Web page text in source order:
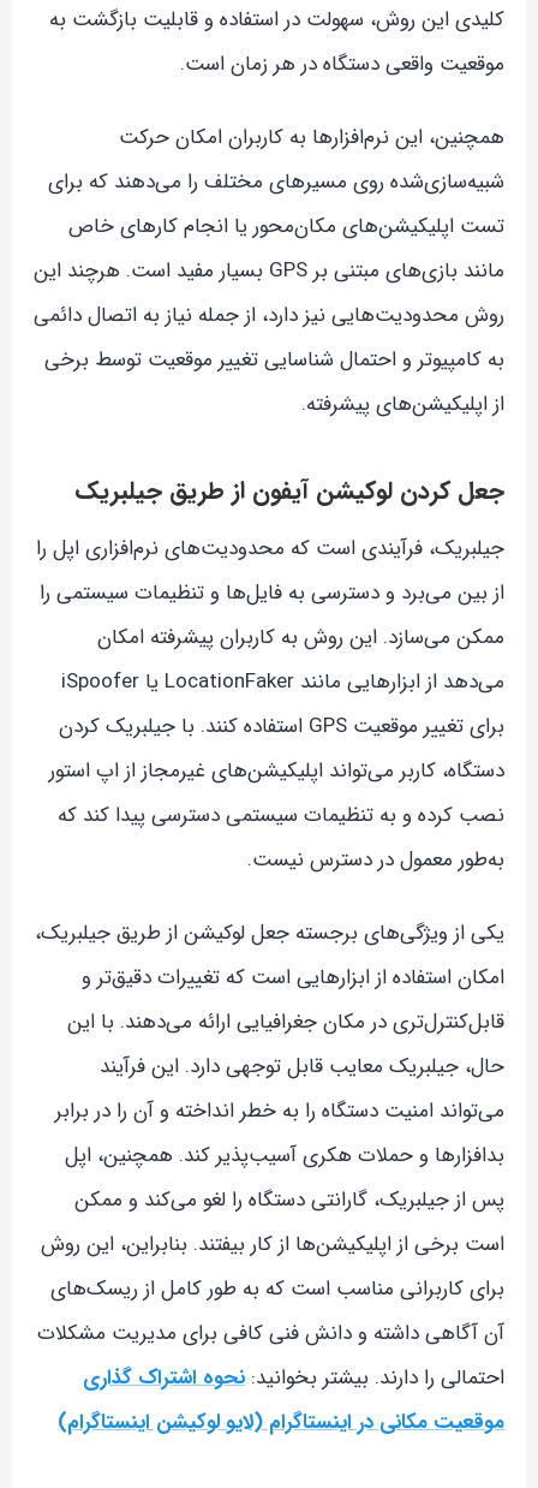
کلیدی این روش، سهولت در استفاده و قابلیت بازگشت به
موقعیت واقعی دستگاه در هر زمان است.
همچنین، این نرم‌افزارها به کاربران امکان حرکت
شبیه‌سازی‌شده روی مسیرهای مختلف را می‌دهند که برای
تست اپلیکیشن‌های مکان‌محور یا انجام کارهای خاص
مانند بازی‌های مبتنی بر GPS بسیار مفید است. هرچند این
روش محدودیت‌هایی نیز دارد، از جمله نیاز به اتصال دائمی
به کامپیوتر و احتمال شناسایی تغییر موقعیت توسط برخی
از اپلیکیشن‌های پیشرفته.
جعل کردن لوکیشن آیفون از طریق جیلبریک
جیلبریک، فرآیندی است که محدودیت‌های نرم‌افزاری اپل را
از بین می‌برد و دسترسی به فایل‌ها و تنظیمات سیستمی را
ممکن می‌سازد. این روش به کاربران پیشرفته امکان
می‌دهد از ابزارهایی مانند LocationFaker یا iSpoofer
برای تغییر موقعیت GPS استفاده کنند. با جیلبریک کردن
دستگاه، کاربر می‌تواند اپلیکیشن‌های غیرمجاز از اپ استور
نصب کرده و به تنظیمات سیستمی دسترسی پیدا کند که
به‌طور معمول در دسترس نیست.
یکی از ویژگی‌های برجسته جعل لوکیشن از طریق جیلبریک،
امکان استفاده از ابزارهایی است که تغییرات دقیق‌تر و
قابل‌کنترل‌تری در مکان جغرافیایی ارائه می‌دهند. با این
حال، جیلبریک معایب قابل توجهی دارد. این فرآیند
می‌تواند امنیت دستگاه را به خطر انداخته و آن را در برابر
بدافزارها و حملات هکری آسیب‌پذیر کند. همچنین، اپل
پس از جیلبریک، گارانتی دستگاه را لغو می‌کند و ممکن
است برخی از اپلیکیشن‌ها از کار بیفتند. بنابراین، این روش
برای کاربرانی مناسب است که به طور کامل از ریسک‌های
آن آگاهی داشته و دانش فنی کافی برای مدیریت مشکلات
احتمالی را دارند. بیشتر بخوانید: نحوه اشتراک گذاری
موقعیت مکانی در اینستاگرام (لایو لوکیشن اینستاگرام)